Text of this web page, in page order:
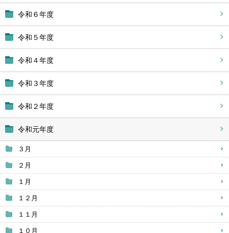
令和６年度
令和５年度
令和４年度
令和３年度
令和２年度
令和元年度
３月
２月
１月
１２月
１１月
１０月